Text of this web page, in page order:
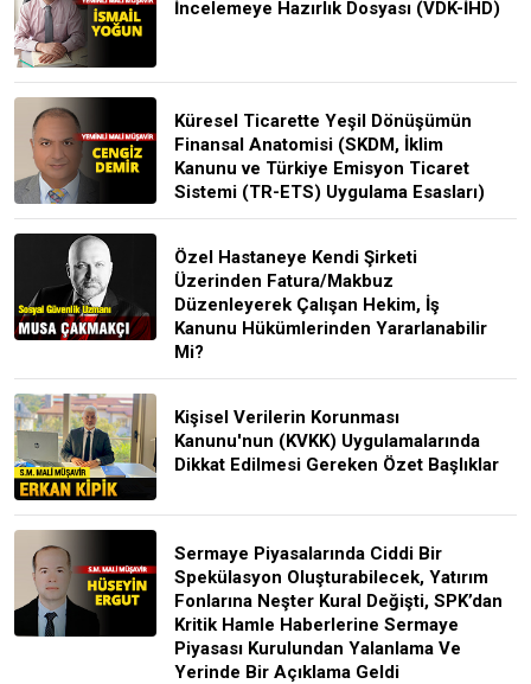
İncelemeye Hazırlık Dosyası (VDK-İHD)
Küresel Ticarette Yeşil Dönüşümün
Finansal Anatomisi (SKDM, İklim
Kanunu ve Türkiye Emisyon Ticaret
Sistemi (TR-ETS) Uygulama Esasları)
Özel Hastaneye Kendi Şirketi
Üzerinden Fatura/Makbuz
Düzenleyerek Çalışan Hekim, İş
Kanunu Hükümlerinden Yararlanabilir
Mi?
Kişisel Verilerin Korunması
Kanunu'nun (KVKK) Uygulamalarında
Dikkat Edilmesi Gereken Özet Başlıklar
Sermaye Piyasalarında Ciddi Bir
Spekülasyon Oluşturabilecek, Yatırım
Fonlarına Neşter Kural Değişti, SPK’dan
Kritik Hamle Haberlerine Sermaye
Piyasası Kurulundan Yalanlama Ve
Yerinde Bir Açıklama Geldi